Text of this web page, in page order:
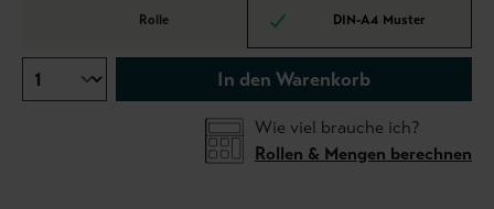
Rolle DIN-A4 Muster
In den Warenkorb
Wie viel brauche ich?
Rollen & Mengen berechnen